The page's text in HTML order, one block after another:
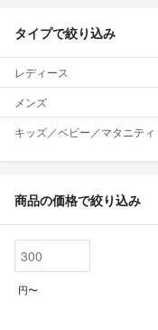
タイプで絞り込み
レディース
メンズ
キッズ／ベビー／マタニティ
商品の価格で絞り込み
円〜